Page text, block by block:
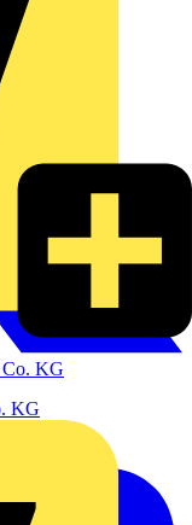
KG
KG